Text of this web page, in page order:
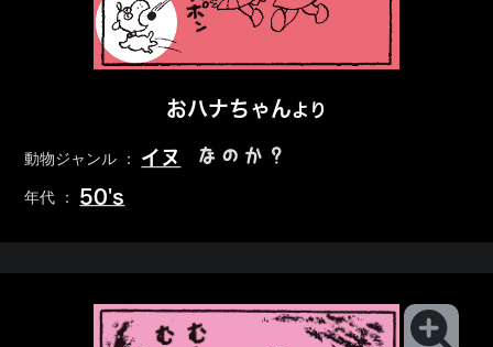
おハナちゃんより
動物ジャンル ： イヌ なのか？
年代 ： 50's